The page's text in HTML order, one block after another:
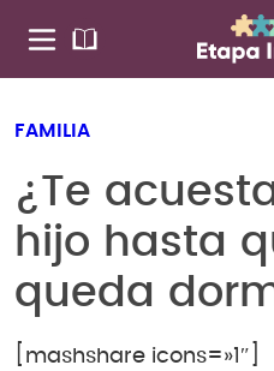
FAMILIA
¿Te
hijo hasta
queda
[mashshare icons=»1″]